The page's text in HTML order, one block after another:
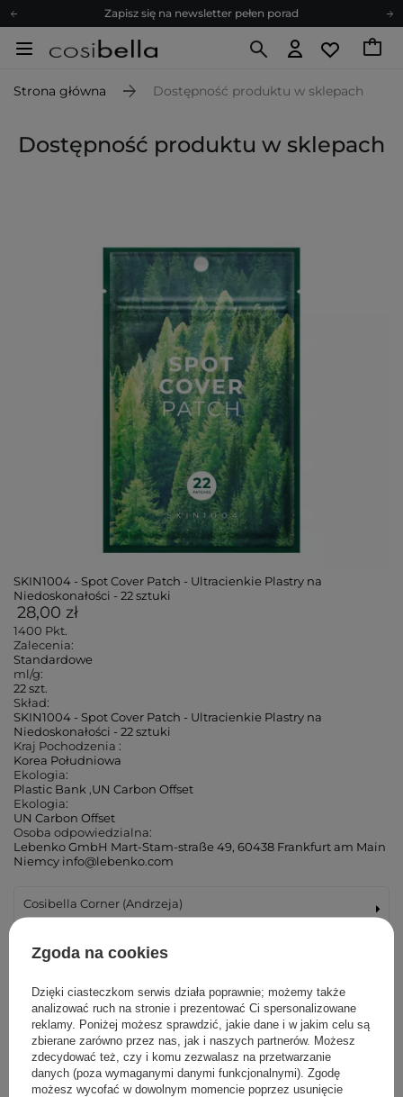
Zapisz się na newsletter pełen porad
Bezpłatne konsultacje kosmetologiczne
Poleć nas i zyskaj jeszcze więcej punktów
Strona główna Dostępność produktu w sklepach
Dostępność produktu w sklepach
SKIN1004 - Spot Cover Patch - Ultracienkie Plastry na
Niedoskonałości - 22 sztuki
28,00 zł
1400 Pkt.
Zalecenia:
Standardowe
ml/g:
22 szt.
Skład:
SKIN1004 - Spot Cover Patch - Ultracienkie Plastry na
Niedoskonałości - 22 sztuki
Kraj Pochodzenia :
Korea Południowa
Ekologia:
Plastic Bank ,UN Carbon Offset
Ekologia:
UN Carbon Offset
Osoba odpowiedzialna:
Lebenko GmbH Mart-Stam-straße 49, 60438 Frankfurt am Main
Niemcy info@lebenko.com
Cosibella Corner (Andrzeja)
Cosibella Corner (Łucka)
Cosibella Corner (Woronicza)
Cosibella Corner (Wileńska)
Cosibella Corner (Bohaterów Warszawy)
Zgoda na cookies
Dzięki ciasteczkom serwis działa poprawnie; możemy także
analizować ruch na stronie i prezentować Ci spersonalizowane
reklamy. Poniżej możesz sprawdzić, jakie dane i w jakim celu są
zbierane zarówno przez nas, jak i naszych partnerów. Możesz
zdecydować też, czy i komu zezwalasz na przetwarzanie
danych (poza wymaganymi danymi funkcjonalnymi). Zgodę
możesz wycofać w dowolnym momencie poprzez usunięcie